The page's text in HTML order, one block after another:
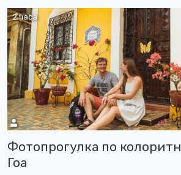
2 часа
Фотопрогулка по
Гоа